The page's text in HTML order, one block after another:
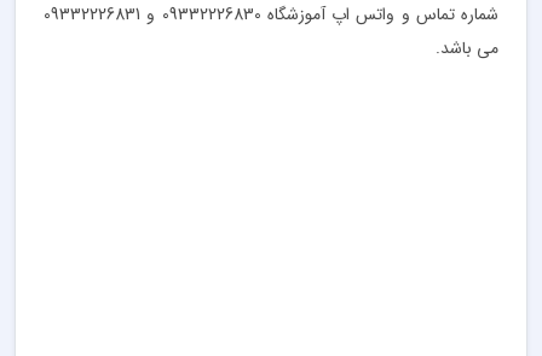
شماره تماس و واتس اپ آموزشگاه 09332226830 و 09332226831
می باشد.